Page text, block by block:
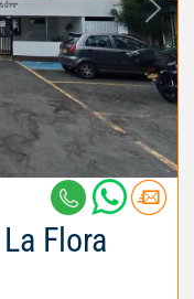
Flora